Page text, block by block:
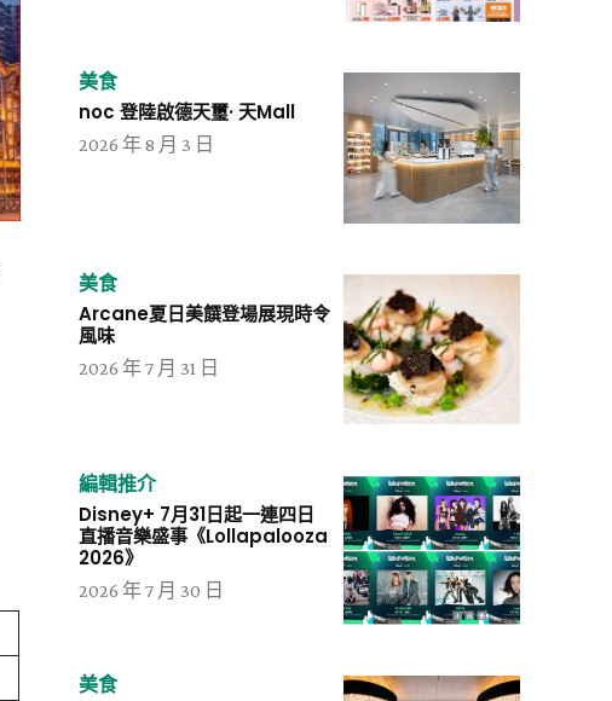
美食
noc 登陸啟德天璽· 天Mall
2026 年 8 月 3 日
美食
Arcane夏日美饌登場展現時令
風味
2026 年 7 月 31 日
編輯推介
Disney+ 7月31日起一連四日
直播音樂盛事《Lollapalooza
2026》
2026 年 7 月 30 日
美食